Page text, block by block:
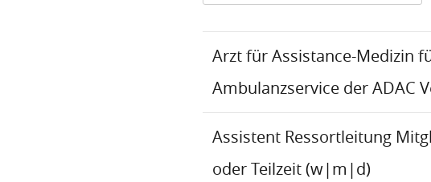
Arzt für Assistance-Medizin
Ambulanzservice der ADAC
Assistent Ressortleitung
oder Teilzeit (w|m|d)